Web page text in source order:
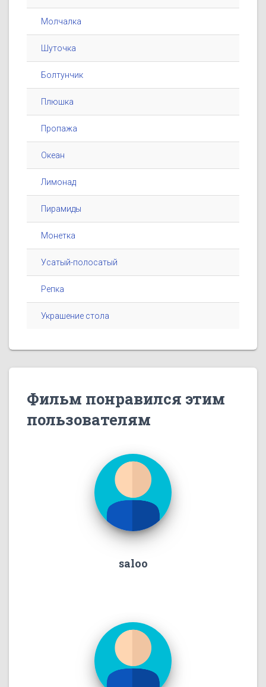
Молчалка
Шуточка
Болтунчик
Плюшка
Пропажа
Океан
Лимонад
Пирамиды
Монетка
Усатый-полосатый
Репка
Украшение стола
Фильм понравился этим
пользователям
saloo